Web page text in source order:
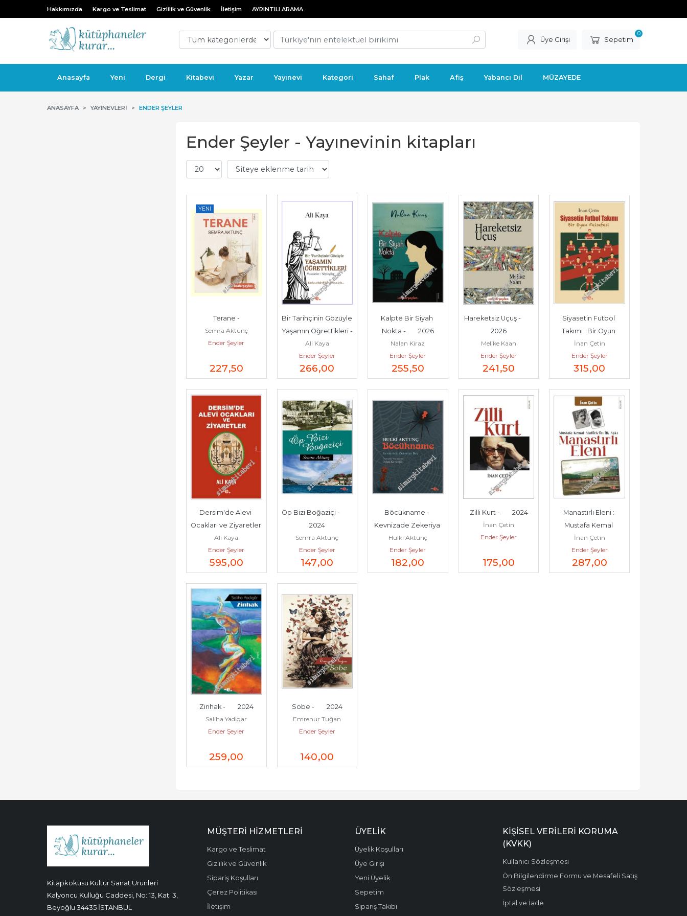
Hakkımızda Kargo ve Teslimat Gizlilik ve Güvenlik İletişim AYRINTILI ARAMA
Üye Girişi Sepetim
0
Anasayfa Yeni Dergi Kitabevi Yazar Yayınevi Kategori Sahaf Plak Afiş Yabancı Dil MÜZAYEDE
ANASAYFA YAYINEVLERI ENDER ŞEYLER
Ender Şeyler - Yayınevinin kitapları
YENI
Terane -
Semra Aktunç
Ender Şeyler
227,50
Bir Tarihçinin Gözüyle
Yaşamın Öğrettikleri -
Makaleler Söyleşiler -
Ali Kaya
Ender Şeyler
266,00
Kalpte Bir Siyah
Nokta -        2026
Nalan Kiraz
Ender Şeyler
255,50
Hareketsiz Uçuş -
2026
Melike Kaan
Ender Şeyler
241,50
Siyasetin Futbol
Takımı : Bir Oyun
Felsefesi -        2025
İnan Çetin
Ender Şeyler
315,00
Dersim'de Alevi
Ocakları ve Ziyaretler
-        2025
Ali Kaya
Ender Şeyler
595,00
Öp Bizi Boğaziçi -
2024
Semra Aktunç
Ender Şeyler
147,00
Böcükname -
Kevnizade Zekeriya
Bey -        2024
Hulki Aktunç
Ender Şeyler
182,00
Zilli Kurt -        2024
İnan Çetin
Ender Şeyler
175,00
Manastırlı Eleni :
Mustafa Kemal
Atatürk'ün İlk Aşkı -
2024
İnan Çetin
Ender Şeyler
287,00
Zinhak -        2024
Saliha Yadigar
Ender Şeyler
259,00
Sobe -        2024
Emrenur Tuğan
Ender Şeyler
140,00
Kitapkokusu Kültür Sanat Ürünleri
Kalyoncu Kulluğu Caddesi, No: 13, Kat: 3,
Beyoğlu 34435 İSTANBUL
MÜŞTERI HIZMETLERI
Kargo ve Teslimat
Gizlilik ve Güvenlik
Sipariş Koşulları
Çerez Politikası
İletişim
ÜYELIK
Üyelik Koşulları
Üye Girişi
Yeni Üyelik
Sepetim
Sipariş Takibi
KIŞISEL VERILERI KORUMA
(KVKK)
Kullanıcı Sözleşmesi
Ön Bilgilendirme Formu ve Mesafeli Satış
Sözleşmesi
İptal ve İade